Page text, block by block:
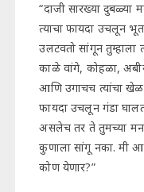
“दाजी सारख्या दुबळ्या
त्याचा फायदा उचलून
उलटवतो सांगून तुम्हाला
काळे वांगे, कोहळा,
आणि उगाचच त्यांचा खेळ
फायदा उचलून गंडा
असलेच तर ते तुमच्या
कुणाला सांगू नका. मी
कोण येणार?”